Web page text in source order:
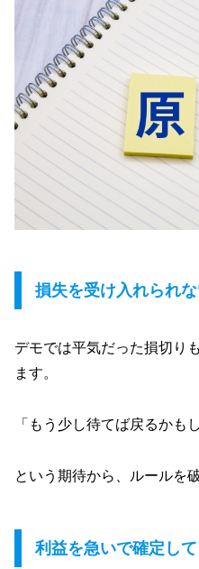
損失を受け入れられ
デモでは平気だった損切り
ます。
「もう少し待てば戻るかも
という期待から、ルールを
利益を急いで確定して